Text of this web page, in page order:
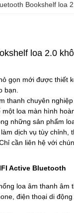
Bookshelf loa
loa 2.0
gọn mới được
bạn.
thanh chuyên
loa màn hình
những sản phẩm
dịch vụ tùy
cần liên hệ với
Active Bluetooth
loa âm thanh
điện thoại di